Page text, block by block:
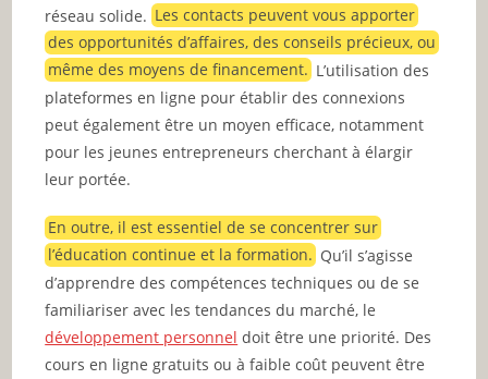
réseau solide.Les contacts peuvent vous apporter
des opportunités d’affaires, des conseils précieux, ou
même des moyens de financement. L’utilisation des
plateformes en ligne pour établir des connexions
peut également être un moyen efficace, notamment
pour les jeunes entrepreneurs cherchant à élargir
leur portée.
En outre, il est essentiel de se concentrer sur
l’éducation continue et la formation. Qu’il s’agisse
d’apprendre des compétences techniques ou de se
familiariser avec les tendances du marché, le
développement personnel doit être une priorité. Des
cours en ligne gratuits ou à faible coût peuvent être